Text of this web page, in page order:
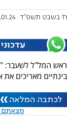
ח' בשבט תשפ"ד 7:44
ראש המל"ל לשעבר:
בינתיים מאריכים
לכתבה המלאה
מצאתם